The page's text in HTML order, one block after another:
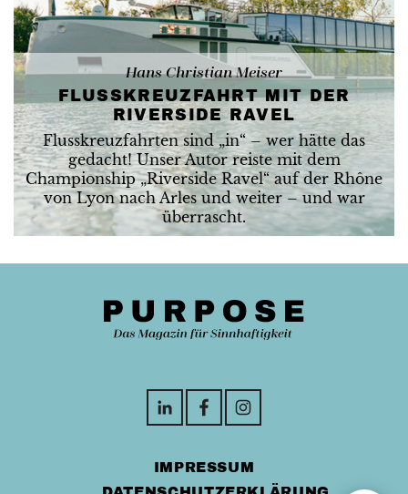
Hans Christian Meiser
FLUSSKREUZFAHRT MIT DER
RIVERSIDE RAVEL
Flusskreuzfahrten sind „in“ – wer hätte das
gedacht! Unser Autor reiste mit dem
Championship „Riverside Ravel“ auf der Rhône
von Lyon nach Arles und weiter – und war
überrascht.
IMPRESSUM